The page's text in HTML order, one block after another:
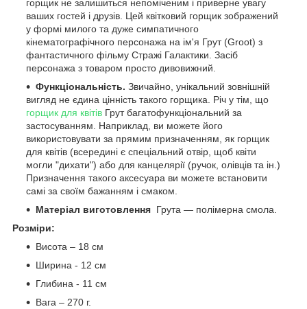
горщик не залишиться непоміченим і приверне увагу
ваших гостей і друзів. Цей квітковий горщик зображений
у формі милого та дуже симпатичного
кінематографічного персонажа на ім'я Грут (Groot) з
фантастичного фільму Стражі Галактики. Засіб
персонажа з товаром просто дивовижний.
Функціональність. Звичайно, унікальний зовнішній
вигляд не єдина цінність такого горщика. Річ у тім, що
горщик для квітів Грут багатофункціональний за
застосуванням. Наприклад, ви можете його
використовувати за прямим призначенням, як горщик
для квітів (всередині є спеціальний отвір, щоб квіти
могли "дихати") або для канцелярії (ручок, олівців та ін.)
Призначення такого аксесуара ви можете встановити
самі за своїм бажанням і смаком.
Матеріал виготовлення Грута — полімерна смола.
Розміри:
Висота – 18 см
Ширина - 12 см
Глибина - 11 см
Вага – 270 г.